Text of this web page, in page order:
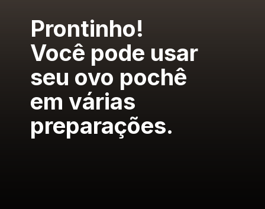
Prontinho!
Você pode usar
seu ovo pochê
em várias
preparações.